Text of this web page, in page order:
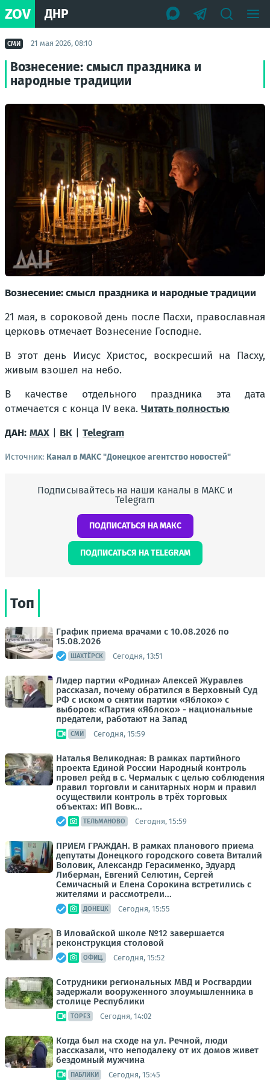
ZOV ДНР
СМИ 21 мая 2026, 08:10
Вознесение: смысл праздника и
народные традиции
Вознесение: смысл праздника и народные традиции
21 мая, в сороковой день после Пасхи, православная
церковь отмечает Вознесение Господне.
В этот день Иисус Христос, воскресший на Пасху,
живым взошел на небо.
В качестве отдельного праздника эта дата
отмечается с конца IV века. Читать полностью
ДАН: MAX ВК Telegram
Источник: Канал в МАКС "Донецкое агентство новостей"
Подписывайтесь на наши каналы в МАКС и
Telegram
ПОДПИСАТЬСЯ НА МАКС
ПОДПИСАТЬСЯ НА TELEGRAM
Топ
График приема врачами с 10.08.2026 по
15.08.2026
ШАХТЁРСК Сегодня, 13:51
Лидер партии «Родина» Алексей Журавлев
рассказал, почему обратился в Верховный Суд
РФ с иском о снятии партии «Яблоко» с
выборов: «Партия «Яблоко» - национальные
предатели, работают на Запад
СМИ Сегодня, 15:59
Наталья Великодная: В рамках партийного
проекта Единой России Народный контроль
провел рейд в с. Чермалык с целью соблюдения
правил торговли и санитарных норм и правил
осуществили контроль в трёх торговых
объектах: ИП Вовк...
ТЕЛЬМАНОВО Сегодня, 15:59
ПРИЕМ ГРАЖДАН. В рамках планового приема
депутаты Донецкого городского совета Виталий
Воловик, Александр Герасименко, Эдуард
Либерман, Евгений Селютин, Сергей
Семичасный и Елена Сорокина встретились с
жителями и рассмотрели...
ДОНЕЦК Сегодня, 15:55
В Иловайской школе №12 завершается
реконструкция столовой
ОФИЦ. Сегодня, 15:52
Сотрудники региональных МВД и Росгвардии
задержали вооруженного злоумышленника в
столице Республики
ТОРЕЗ Сегодня, 14:02
Когда был на сходе на ул. Речной, люди
рассказали, что неподалеку от их домов живет
бездомный мужчина
ПАБЛИКИ Сегодня, 15:45